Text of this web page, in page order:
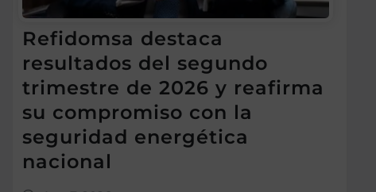
Refidomsa destaca
resultados del segundo
trimestre de 2026 y reafirma
su compromiso con la
seguridad energética
nacional